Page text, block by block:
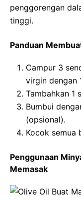
penggorengan
tinggi.
Panduan
Campur 3
virgin dengan
Tambahkan 1
Bumbui
(opsional).
Kocok semua
Penggunaan
Memasak